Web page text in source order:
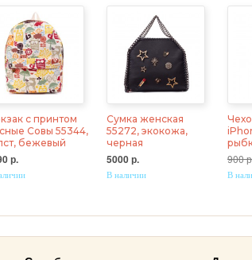
с принтом
Совы 55344,
бежевый
р.
Сумка женская
55272, экокожа,
черная
5000 р.
В наличии
900
В